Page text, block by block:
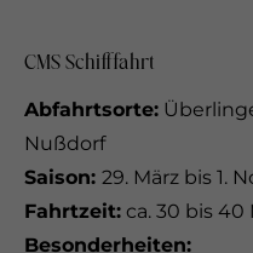
CMS Schifffahrt
Abfahrtsorte:
Nußdorf
Saison: 29. März bis 1.
Fahrtzeit: ca. 30 bis
Besonderheiten: